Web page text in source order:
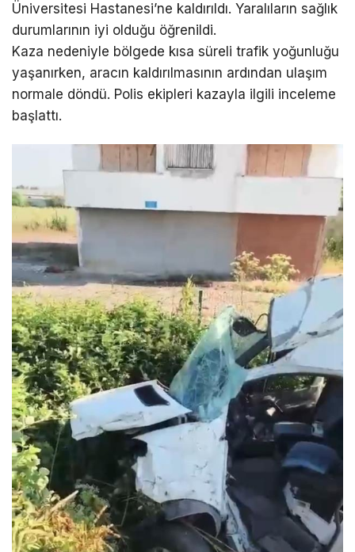
Üniversitesi Hastanesi’ne kaldırıldı. Yaralıların sağlık
durumlarının iyi olduğu öğrenildi.
Kaza nedeniyle bölgede kısa süreli trafik yoğunluğu
yaşanırken, aracın kaldırılmasının ardından ulaşım
normale döndü. Polis ekipleri kazayla ilgili inceleme
başlattı.